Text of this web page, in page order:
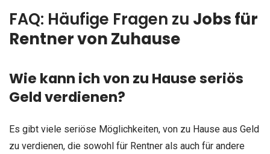
FAQ: Häufige Fragen zu Jobs für
Rentner von Zuhause
Wie kann ich von zu Hause seriös
Geld verdienen?
Es gibt viele seriöse Möglichkeiten, von zu Hause aus Geld
zu verdienen, die sowohl für Rentner als auch für andere